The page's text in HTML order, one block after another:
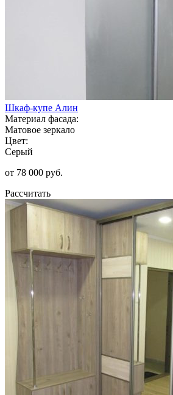
Шкаф-купе Алин
Материал фасада:
Матовое зеркало
Цвет:
Серый
от 78 000 руб.
Рассчитать